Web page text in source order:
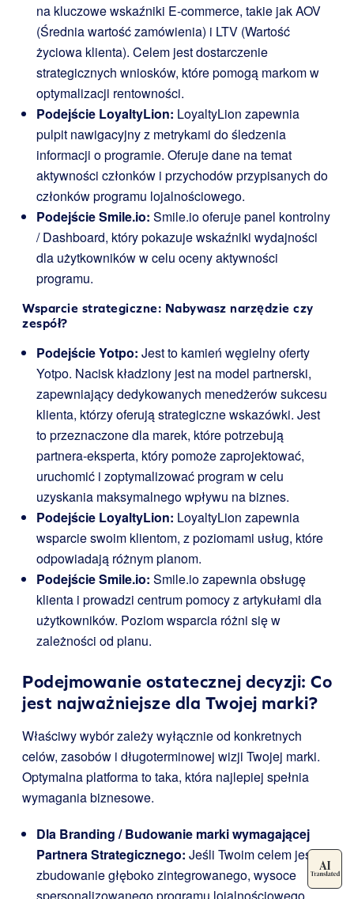
na kluczowe wskaźniki E-commerce, takie jak AOV
(Średnia wartość zamówienia) i LTV (Wartość
życiowa klienta). Celem jest dostarczenie
strategicznych wniosków, które pomogą markom w
optymalizacji rentowności.
Podejście LoyaltyLion: LoyaltyLion zapewnia
pulpit nawigacyjny z metrykami do śledzenia
informacji o programie. Oferuje dane na temat
aktywności członków i przychodów przypisanych do
członków programu lojalnościowego.
Podejście Smile.io: Smile.io oferuje panel kontrolny
/ Dashboard, który pokazuje wskaźniki wydajności
dla użytkowników w celu oceny aktywności
programu.
Wsparcie strategiczne: Nabywasz narzędzie czy
zespół?
Podejście Yotpo: Jest to kamień węgielny oferty
Yotpo. Nacisk kładziony jest na model partnerski,
zapewniający dedykowanych menedżerów sukcesu
klienta, którzy oferują strategiczne wskazówki. Jest
to przeznaczone dla marek, które potrzebują
partnera-eksperta, który pomoże zaprojektować,
uruchomić i zoptymalizować program w celu
uzyskania maksymalnego wpływu na biznes.
Podejście LoyaltyLion: LoyaltyLion zapewnia
wsparcie swoim klientom, z poziomami usług, które
odpowiadają różnym planom.
Podejście Smile.io: Smile.io zapewnia obsługę
klienta i prowadzi centrum pomocy z artykułami dla
użytkowników. Poziom wsparcia różni się w
zależności od planu.
Podejmowanie ostatecznej decyzji: Co
jest najważniejsze dla Twojej marki?
Właściwy wybór zależy wyłącznie od konkretnych
celów, zasobów i długoterminowej wizji Twojej marki.
Optymalna platforma to taka, która najlepiej spełnia
wymagania biznesowe.
Dla Branding / Budowanie marki wymagającej
Partnera Strategicznego: Jeśli Twoim celem jest
zbudowanie głęboko zintegrowanego, wysoce
spersonalizowanego programu lojalnościowego,